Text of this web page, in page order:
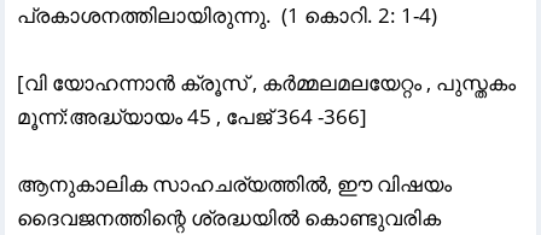
പ്രകാശനത്തിലായിരുന്നു. (1 കൊറി. 2: 1-4)
[വി യോഹന്നാൻ ക്രൂസ് , കർമ്മലമലയേറ്റം , പുസ്തകം
മൂന്ന്:അദ്ധ്യായം 45 , പേജ് 364 -366]
ആനുകാലിക സാഹചര്യത്തിൽ, ഈ വിഷയം
ദൈവജനത്തിന്റെ ശ്രദ്ധയിൽ കൊണ്ടുവരിക